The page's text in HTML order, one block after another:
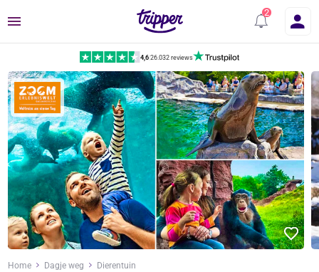
Menu
4,6|26.032 reviews
Home Dagje weg Dierentuin